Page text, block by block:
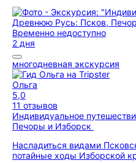
Временно недоступно
2 дня
многодневная экскурсия
Ольга
5,0
11 отзывов
Индивидуальное
Печоры и Изборск
Насладиться видами
потайные ходы Изборской